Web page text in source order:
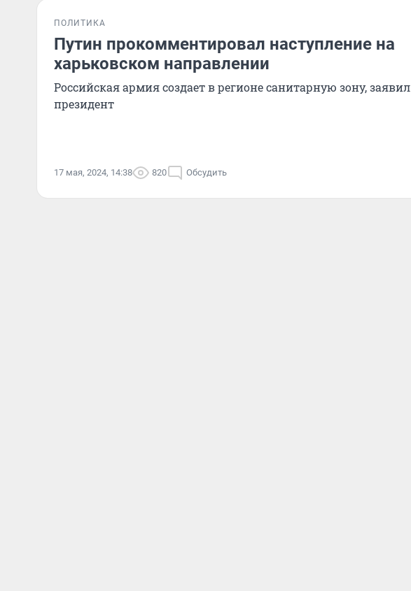
ПОЛИТИКА
Путин прокомментировал наступление на
харьковском направлении
Российская армия создает в регионе санитарную зону, заявил
президент
17 мая, 2024, 14:38 820 Обсудить